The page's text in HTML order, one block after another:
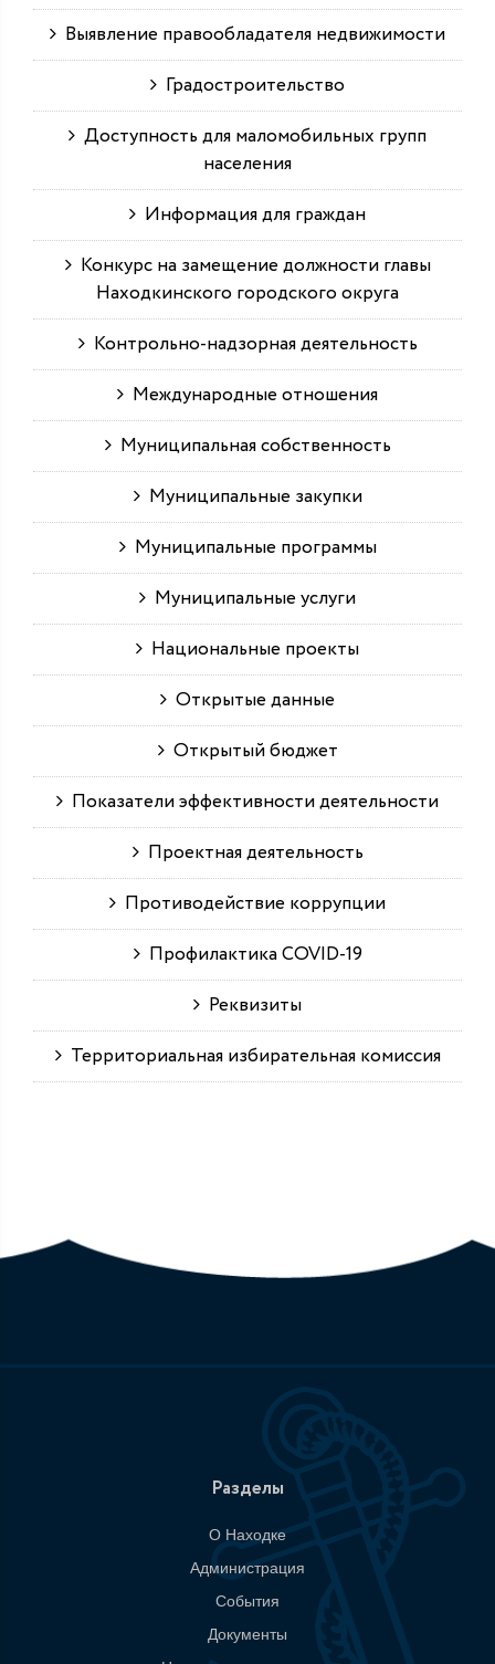
Выявление правообладателя недвижимости
Градостроительство
Доступность для маломобильных групп
населения
Информация для граждан
Конкурс на замещение должности главы
Находкинского городского округа
Контрольно-надзорная деятельность
Международные отношения
Муниципальная собственность
Муниципальные закупки
Муниципальные программы
Муниципальные услуги
Национальные проекты
Открытые данные
Открытый бюджет
Показатели эффективности деятельности
Проектная деятельность
Противодействие коррупции
Профилактика COVID-19
Реквизиты
Территориальная избирательная комиссия
Разделы
О Находке
Администрация
События
Документы